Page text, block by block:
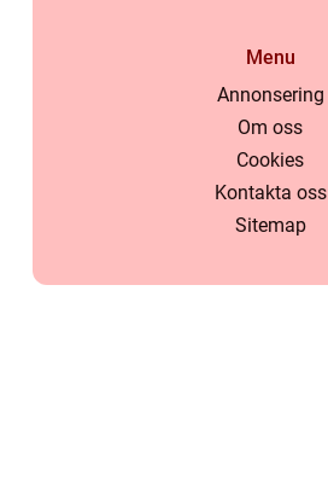
Menu
Annonsering
Om oss
Cookies
Kontakta oss
Sitemap